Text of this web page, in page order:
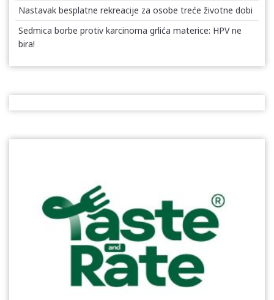
Nastavak besplatne rekreacije za osobe treće životne dobi
Sedmica borbe protiv karcinoma grlića materice: HPV ne
bira!